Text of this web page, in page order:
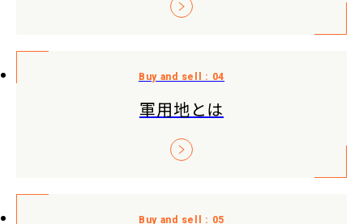
軍用地とは